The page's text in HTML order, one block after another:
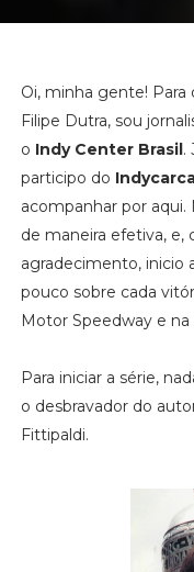
Oi, minha gente!
Filipe Dutra, sou
o Indy Center Brasil.
participo do
acompanhar por aqui.
de maneira efetiva,
agradecimento, inicio
pouco sobre cada
Motor Speedway e
Para iniciar a série,
o desbravador do
Fittipaldi.